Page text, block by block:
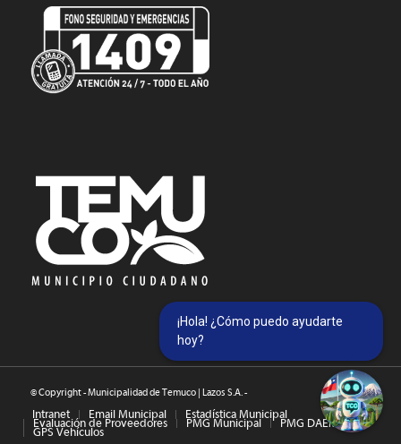
© Copyright - Municipalidad de Temuco | Lazos S.A. -
Intranet Email Municipal Estadística Municipal
Evaluación de Proveedores PMG Municipal PMG DAEM
GPS Vehículos
¡Hola! ¿Cómo puedo ayudarte
hoy?